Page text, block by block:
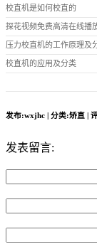
校直机是如何校直的
探花视频免费高清在线播
压力校直机的工作原理及
校直机的应用及分类
发布:wxjhc | 分类:矫直 |
发表留言: